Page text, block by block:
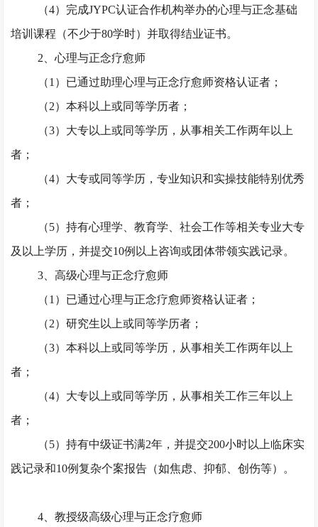
（4）完成JYPC认证合作机构举办的心理与正念基础
培训课程（不少于80学时）并取得结业证书。
2、心理与正念疗愈师
（1）已通过助理心理与正念疗愈师资格认证者；
（2）本科以上或同等学历者；
（3）大专以上或同等学历，从事相关工作两年以上
者；
（4）大专或同等学历，专业知识和实操技能特别优秀
者；
（5）持有心理学、教育学、社会工作等相关专业大专
及以上学历，并提交10例以上咨询或团体带领实践记录。
3、高级心理与正念疗愈师
（1）已通过心理与正念疗愈师资格认证者；
（2）研究生以上或同等学历者；
（3）本科以上或同等学历，从事相关工作两年以上
者；
（4）大专以上或同等学历，从事相关工作三年以上
者；
（5）持有中级证书满2年，并提交200小时以上临床实
践记录和10例复杂个案报告（如焦虑、抑郁、创伤等）。
4、教授级高级心理与正念疗愈师